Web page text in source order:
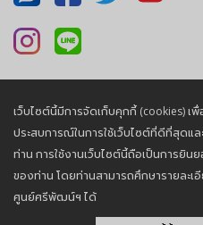
นโยบายความเป็น
© 2026, Sriphat Medical
เว็บไซต์นี้มีการจัดเก็บคุกกี้ (cookies) เ
ประสบการณ์ในการใช้เว็บไซต์ที่ดีที่สุดแ
ท่าน การใช้งานเว็บไซต์นี้ถือเป็นการยิ
ของท่าน โดยท่านสามารถศึกษารายละ
ศูนย์ศรีพัฒน์ฯ ได้